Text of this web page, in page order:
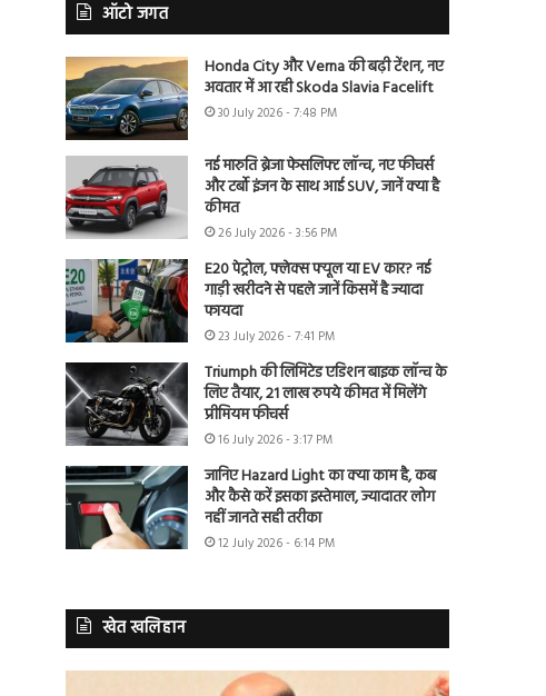
ऑटो जगत
Honda City और Verna की बढ़ी टेंशन, नए
अवतार में आ रही Skoda Slavia Facelift
30 July 2026 - 7:48 PM
नई मारुति ब्रेजा फेसलिफ्ट लॉन्च, नए फीचर्स
और टर्बो इंजन के साथ आई SUV, जानें क्या है
कीमत
26 July 2026 - 3:56 PM
E20 पेट्रोल, फ्लेक्स फ्यूल या EV कार? नई
गाड़ी खरीदने से पहले जानें किसमें है ज्यादा
फायदा
23 July 2026 - 7:41 PM
Triumph की लिमिटेड एडिशन बाइक लॉन्च के
लिए तैयार, 21 लाख रुपये कीमत में मिलेंगे
प्रीमियम फीचर्स
16 July 2026 - 3:17 PM
जानिए Hazard Light का क्या काम है, कब
और कैसे करें इसका इस्तेमाल, ज्यादातर लोग
नहीं जानते सही तरीका
12 July 2026 - 6:14 PM
खेत खलिहान